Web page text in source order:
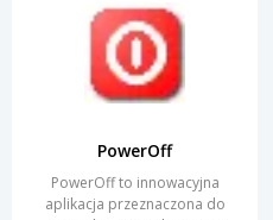
PowerOff
PowerOff to innowacyjna
aplikacja przeznaczona do